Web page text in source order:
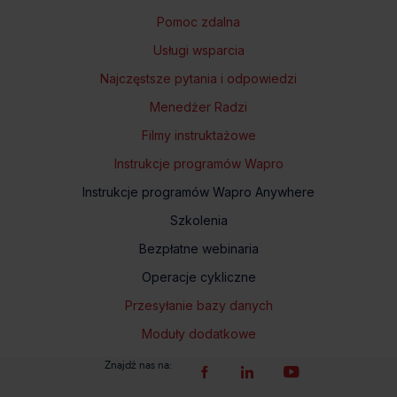
Pomoc zdalna
Usługi wsparcia
Najczęstsze pytania i odpowiedzi
Menedżer Radzi
Filmy instruktażowe
Instrukcje programów Wapro
Instrukcje programów Wapro Anywhere
Szkolenia
Bezpłatne webinaria
Operacje cykliczne
Przesyłanie bazy danych
Moduły dodatkowe
Znajdź nas na: